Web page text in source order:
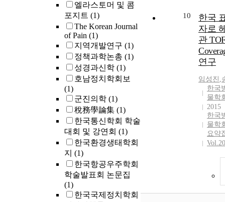
엘라스토머 및 콤
포지트 (1)
The Korean Journal
of Pain (1)
지역개발연구 (1)
정책과학논총 (1)
성경과신학 (1)
호남정치학회보
(1)
군진의학 (1)
稅務學論集 (1)
한국통신학회 학술
대회 및 강연회 (1)
한국환경생태학회
지 (1)
한국항공우주학회
학술발표회 논문집
(1)
한국국제정치학회
load,
the robot
any
the
Thus, this
path
arm
the
parts
The
10
한국
자로
관
연구
임성진 ,
한국
물학
2015
한국
물학
요약